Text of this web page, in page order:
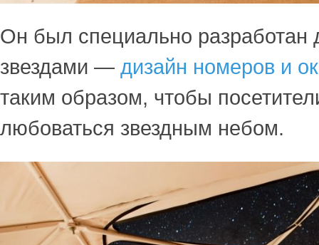
Он был специально разработан
звездами — дизайн номеров и
таким образом, чтобы
любоваться звездным небом.